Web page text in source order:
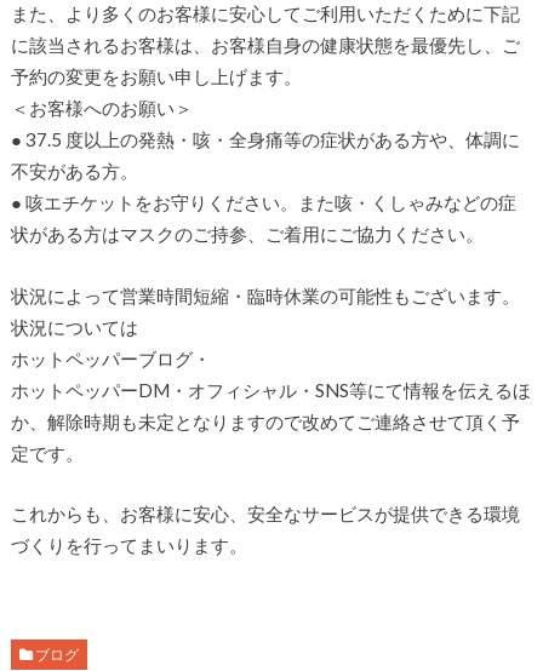
また、より多くのお客様に安心してご利用いただくために下記
に該当されるお客様は、お客様自身の健康状態を最優先し、ご
予約の変更をお願い申し上げます。
＜お客様へのお願い＞
● 37.5 度以上の発熱・咳・全身痛等の症状がある方や、体調に
不安がある方。
● 咳エチケットをお守りください。また咳・くしゃみなどの症
状がある方はマスクのご持参、ご着用にご協力ください。
状況によって営業時間短縮・臨時休業の可能性もございます。
状況については
ホットペッパーブログ・
ホットペッパーDM・オフィシャル・SNS等にて情報を伝えるほ
か、解除時期も未定となりますので改めてご連絡させて頂く予
定です。
これからも、お客様に安心、安全なサービスが提供できる環境
づくりを行ってまいります。
ブログ